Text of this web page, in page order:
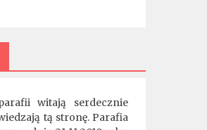
witają serdecznie
tą stronę. Parafia